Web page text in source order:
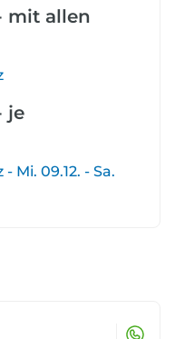
mit allen
je
Mi. 09.12. - Sa.